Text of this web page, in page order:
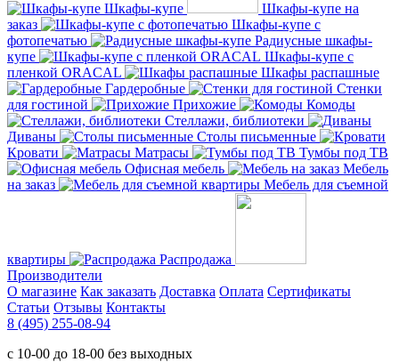
Шкафы-купе
Шкафы-купе на
заказ
Шкафы-купе с
фотопечатью
Радиусные шкафы-
купе
Шкафы-купе с
пленкой ORACAL
Шкафы распашные
Гардеробные
Стенки
для гостиной
Прихожие
Комоды
Стеллажи, библиотеки
Диваны
Столы письменные
Кровати
Матрасы
Тумбы под ТВ
Офисная мебель
Мебель
на заказ
Мебель для съемной
квартиры
Распродажа
Производители
О магазине Как заказать Доставка Оплата Сертификаты
Статьи Отзывы Контакты
8 (495) 255-08-94
с 10-00 до 18-00 без выходных